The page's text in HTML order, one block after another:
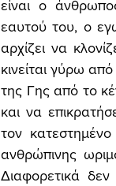
είναι ο
εαυτού του, ο
αρχίζει να
κινείται γύρω
της Γης από το
και να
τον
ανθρώπινης
Διαφορετικά